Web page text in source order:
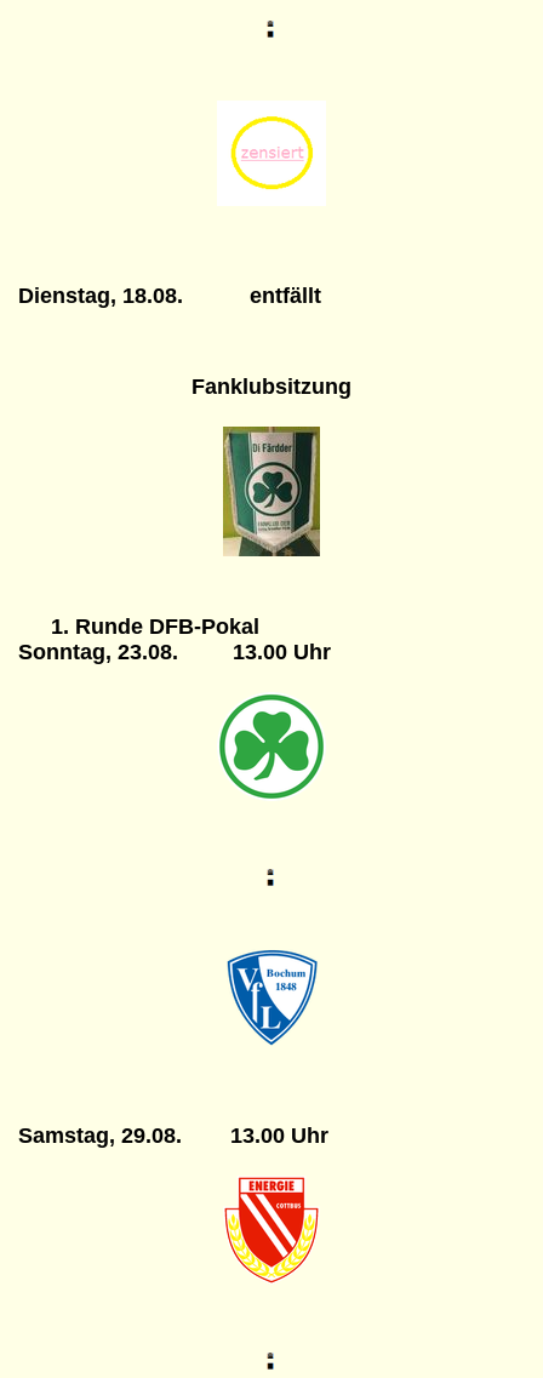
Dienstag, 18.08. entfällt
Fanklubsitzung
1. Runde DFB-Pokal
Sonntag, 23.08. 13.00 Uhr
Samstag, 29.08. 13.00 Uhr